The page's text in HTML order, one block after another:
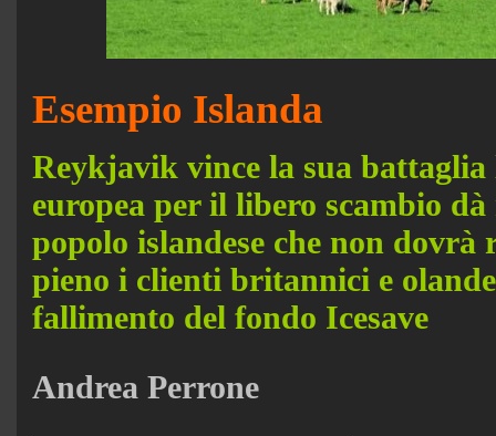
Esempio Islanda
Reykjavik vince la sua battaglia
europea per il libero scambio
popolo islandese che non dovrà
pieno i clienti britannici e
fallimento del fondo Icesave
Andrea Perrone